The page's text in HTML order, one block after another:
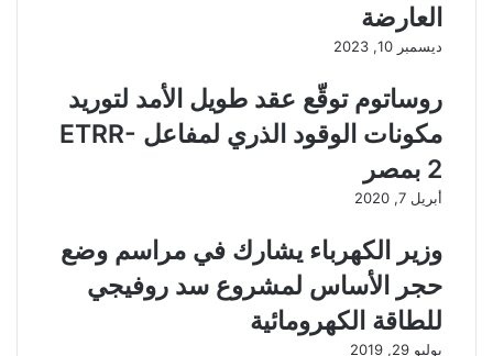
العارضة
ديسمبر 10, 2023
روساتوم توقّع عقد طويل الأمد لتوريد
مكونات الوقود الذري لمفاعل ETRR-
2 بمصر
أبريل 7, 2020
وزير الكهرباء يشارك في مراسم وضع
حجر الأساس لمشروع سد روفيجي
للطاقة الكهرومائية
يوليو 29, 2019